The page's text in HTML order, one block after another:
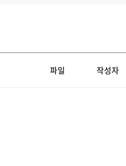
파일 작성자